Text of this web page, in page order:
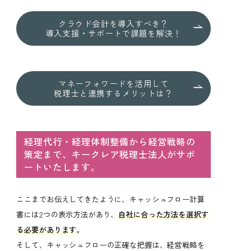
クラウド会計を導入すべき？
導入支援・サポートで課題を解決！
マネーフォワードを活用して
税理士と連携するメリットは？
経理代行・経理体制整備から経営戦略の
策定まで、キークレア税理士法人がサポ
ートいたします。
ここまでお伝えしてきたように、キャッシュフロー計算
書には2つの表示方法があり、自社に合った方法を選択す
る必要があります。
そして、キャッシュフローの正確な把握は、経営戦略を